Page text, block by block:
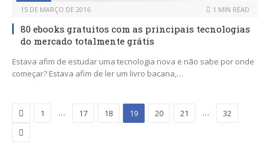
15 DE MARÇO DE 2016 1 MIN READ
80 ebooks gratuitos com as principais tecnologias
do mercado totalmente grátis
Estava afim de estudar uma tecnologia nova e não sabe por onde
começar? Estava afim de ler um livro bacana,…
Previous
1 … 17 18 19 20 21 … 32
Next